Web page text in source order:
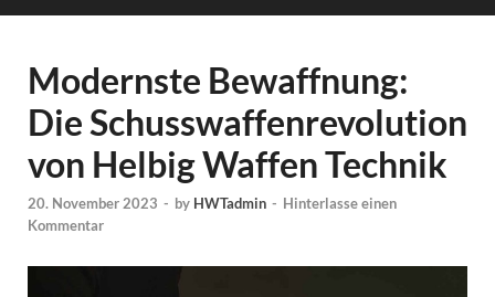
Modernste Bewaffnung:
Die Schusswaffenrevolution
von Helbig Waffen Technik
20. November 2023 - by HWTadmin - Hinterlasse einen
Kommentar